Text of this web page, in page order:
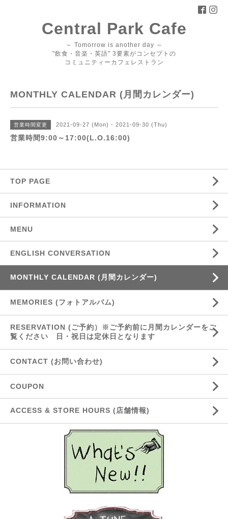
Central Park Cafe
～ Tomorrow is another day ～
"飲食・音楽・英語" 3要素がコンセプトの
コミュニティーカフェレストラン
MONTHLY CALENDAR (月間カレンダー)
営業時間変更 2021-09-27 (Mon) - 2021-09-30 (Thu)
営業時間9:00～17:00(L.O.16:00)
TOP PAGE
INFORMATION
MENU
ENGLISH CONVERSATION
MONTHLY CALENDAR (月間カレンダー)
MEMORIES (フォトアルバム)
RESERVATION (ご予約）※ご予約前に月間カレンダーをご
覧ください 日・祝日は定休日となります
CONTACT (お問い合わせ)
COUPON
ACCESS & STORE HOURS (店舗情報)